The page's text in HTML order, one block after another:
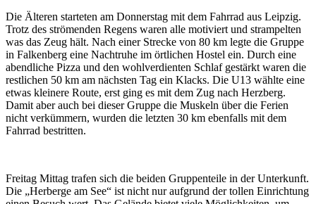
Die Älteren starteten am Donnerstag mit dem Fahrrad aus Leipzig.
Trotz des strömenden Regens waren alle motiviert und strampelten
was das Zeug hält. Nach einer Strecke von 80 km legte die Gruppe
in Falkenberg eine Nachtruhe im örtlichen Hostel ein. Durch eine
abendliche Pizza und den wohlverdienten Schlaf gestärkt waren die
restlichen 50 km am nächsten Tag ein Klacks. Die U13 wählte eine
etwas kleinere Route, erst ging es mit dem Zug nach Herzberg.
Damit aber auch bei dieser Gruppe die Muskeln über die Ferien
nicht verkümmern, wurden die letzten 30 km ebenfalls mit dem
Fahrrad bestritten.
Freitag Mittag trafen sich die beiden Gruppenteile in der Unterkunft.
Die „Herberge am See“ ist nicht nur aufgrund der tollen Einrichtung